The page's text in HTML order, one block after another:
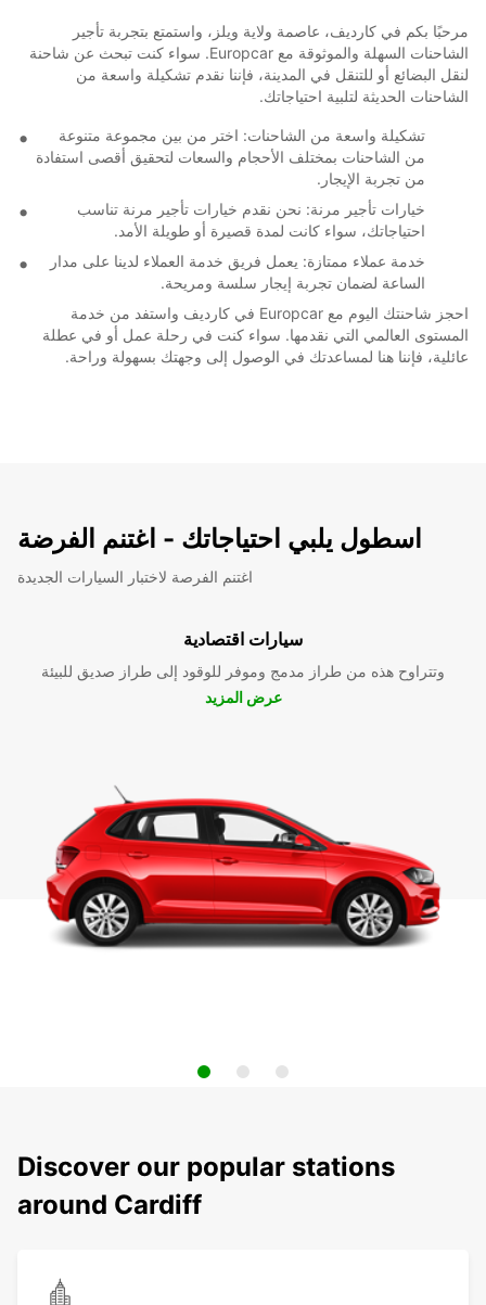
مرحبًا بكم في كارديف، عاصمة ولاية ويلز، واستمتع بتجربة تأجير
الشاحنات السهلة والموثوقة مع Europcar. سواء كنت تبحث عن شاحنة
لنقل البضائع أو للتنقل في المدينة، فإننا نقدم تشكيلة واسعة من
الشاحنات الحديثة لتلبية احتياجاتك.
تشكيلة واسعة من الشاحنات: اختر من بين مجموعة متنوعة
من الشاحنات بمختلف الأحجام والسعات لتحقيق أقصى استفادة
من تجربة الإيجار.
خيارات تأجير مرنة: نحن نقدم خيارات تأجير مرنة تناسب
احتياجاتك، سواء كانت لمدة قصيرة أو طويلة الأمد.
خدمة عملاء ممتازة: يعمل فريق خدمة العملاء لدينا على مدار
الساعة لضمان تجربة إيجار سلسة ومريحة.
احجز شاحنتك اليوم مع Europcar في كارديف واستفد من خدمة
المستوى العالمي التي نقدمها. سواء كنت في رحلة عمل أو في عطلة
عائلية، فإننا هنا لمساعدتك في الوصول إلى وجهتك بسهولة وراحة.
اسطول يلبي احتياجاتك - اغتنم الفرضة
اغتنم الفرصة لاختبار السيارات الجديدة
سيارات اقتصادية
وتتراوح هذه من طراز مدمج وموفر للوقود إلى طراز صديق للبيئة
عرض المزيد
Discover our popular stations
around Cardiff